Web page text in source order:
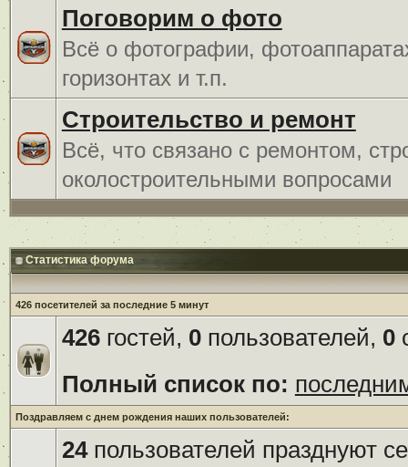
Поговорим о фото
Всё о фотографии,
горизонтах и т.п.
Строительство и ремонт
Всё, что связано с ремонтом,
околостроительными вопросами
Статистика форума
426 посетителей за последние 5 минут
426гостей, 0пользователей, 0
Полный список по:
Поздравляем с днем рождения наших пользователей:
24пользователей празднуют